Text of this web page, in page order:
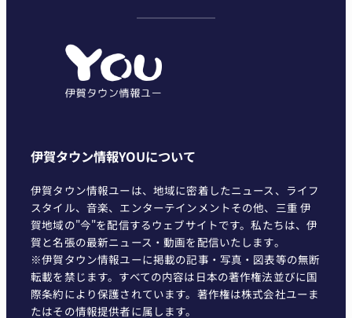
伊賀タウン情報YOUについて
伊賀タウン情報ユーは、地域に密着したニュース、ライフ
スタイル、音楽、エンターテインメントその他、三重 伊
賀地域の"今"を配信するウェブサイトです。私たちは、伊
賀と名張の最新ニュース・動画を配信いたします。
※伊賀タウン情報ユーに掲載の記事・写真・図表等の無断
転載を禁じます。すべての内容は日本の著作権法並びに国
際条約により保護されています。著作権は株式会社ユーま
たはその情報提供者に属します。